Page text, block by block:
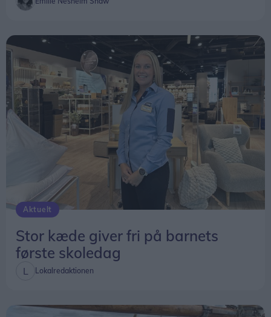
korets udadvendte aktiviteter med en
Aktuelt
Stor kæde giver fri på barnets
første skoledag
Lokalredaktionen